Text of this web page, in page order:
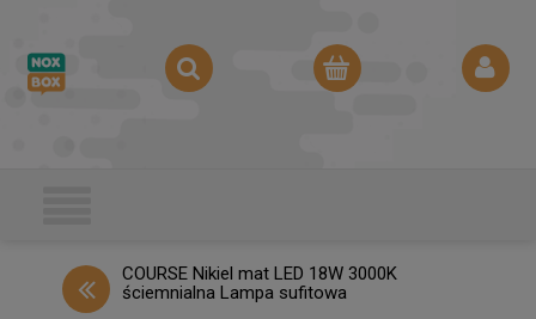
COURSE Nikiel mat LED 18W 3000K
ściemnialna Lampa sufitowa